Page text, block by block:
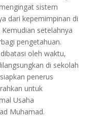
sistem
dari kepemimpinan di
setelahnya
pengetahuan.
oleh waktu,
di sekolah
penerus
untuk
Usaha
Muhamad.